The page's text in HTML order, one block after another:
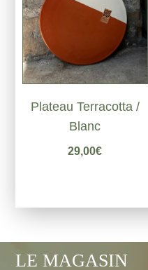
Plateau Terracotta /
Blanc
29,00€
LE MAGASIN